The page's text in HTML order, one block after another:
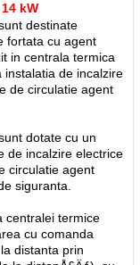
kW
destinate
fortata cu agent
in centrala termica
instalatia de incalzire
de circulatie agent
dotate cu un
de incalzire electrice
circulatie agent
siguranta.
centralei termice
cu comanda
distanta prin